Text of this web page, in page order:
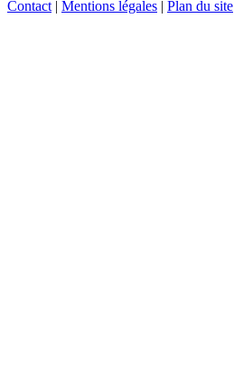
Contact | Mentions légales | Plan du site